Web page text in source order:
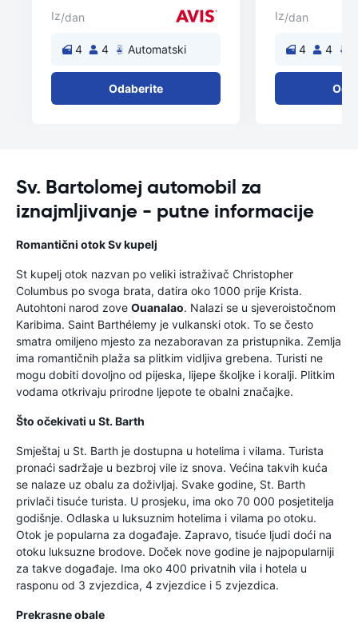
Iz/dan
4 4 Automatski
Odaberite
Iz/dan
4 4
Sv. Bartolomej automobil za
iznajmljivanje - putne informacije
Romantični otok Sv kupelj
St kupelj otok nazvan po veliki istraživač Christopher
Columbus po svoga brata, datira oko 1000 prije Krista.
Autohtoni narod zove Ouanalao. Nalazi se u sjeveroistočnom
Karibima. Saint Barthélemy je vulkanski otok. To se često
smatra omiljeno mjesto za nezaboravan za pristupnika. Zemlja
ima romantičnih plaža sa plitkim vidljiva grebena. Turisti ne
mogu dobiti dovoljno od pijeska, lijepe školjke i koralji. Plitkim
vodama otkrivaju prirodne ljepote te obalni značajke.
Što očekivati u St. Barth
Smještaj u St. Barth je dostupna u hotelima i vilama. Turista
pronaći sadržaje u bezbroj vile iz snova. Većina takvih kuća
se nalaze uz obalu za doživljaj. Svake godine, St. Barth
privlači tisuće turista. U prosjeku, ima oko 70 000 posjetitelja
godišnje. Odlaska u luksuznim hotelima i vilama po otoku.
Otok je popularna za događaje. Zapravo, tisuće ljudi doći na
otoku luksuzne brodove. Doček nove godine je najpopularniji
za takve događaje. Ima oko 400 privatnih vila i hotela u
rasponu od 3 zvjezdica, 4 zvjezdice i 5 zvjezdica.
Prekrasne obale